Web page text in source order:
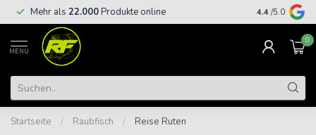
Mehr als 22.000Produkte online Kostenloser
€
4.4 /5.0
MENU
0
Startseite / Raubfisch / Reise Ruten